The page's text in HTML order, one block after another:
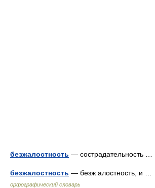
безжалостность — сострадательность …
безжалостность — безж алостность, и …
орфографический словарь